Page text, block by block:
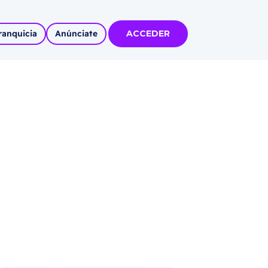
Anúnciate ACCEDER